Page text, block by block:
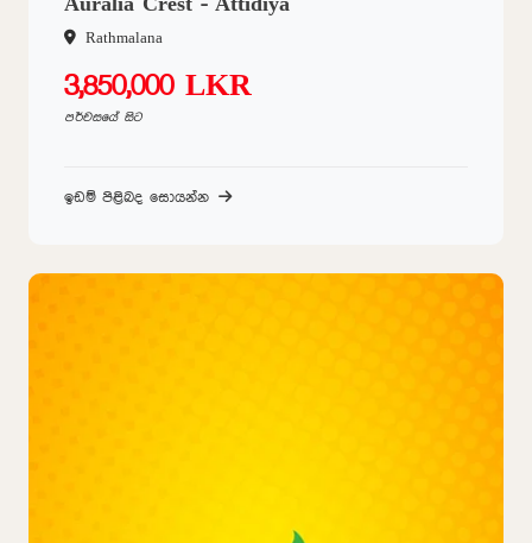
Auralia Crest - Attidiya
Rathmalana
3,850,000 LKR
පර්චසයේ සිට
ඉඩම් පිළිබද සොයන්න